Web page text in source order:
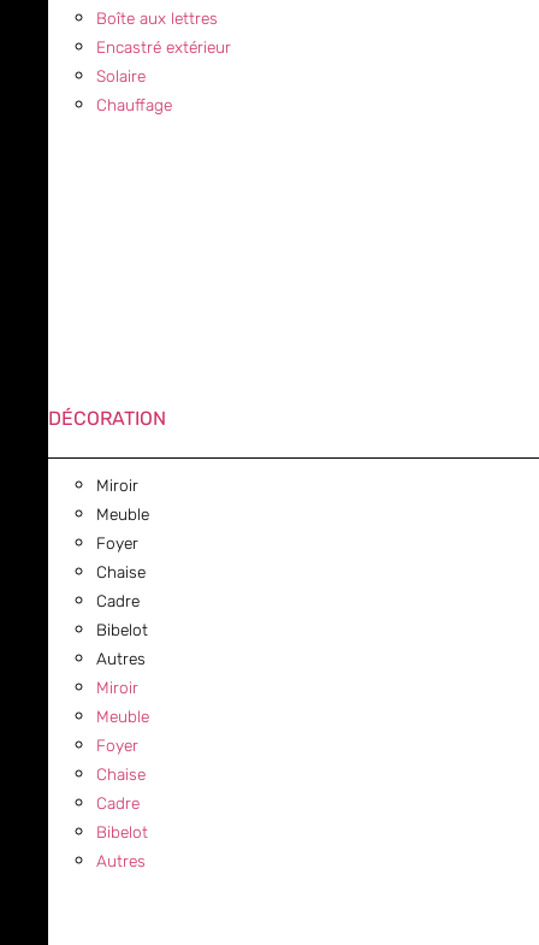
Boîte aux lettres
Encastré extérieur
Solaire
Chauffage
DÉCORATION
Miroir
Meuble
Foyer
Chaise
Cadre
Bibelot
Autres
Miroir
Meuble
Foyer
Chaise
Cadre
Bibelot
Autres